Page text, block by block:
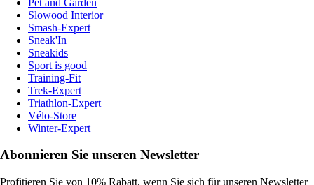
Slowood Interior
Smash-Expert
Sneak'In
Sneakids
Sport is good
Training-Fit
Trek-Expert
Triathlon-Expert
Vélo-Store
Winter-Expert
Abonnieren Sie unseren Newsletter
Profitieren Sie von 10% Rabatt, wenn Sie sich für unseren Newsletter